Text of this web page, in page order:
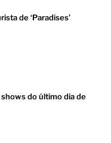
de ‘Paradises’
do último dia de